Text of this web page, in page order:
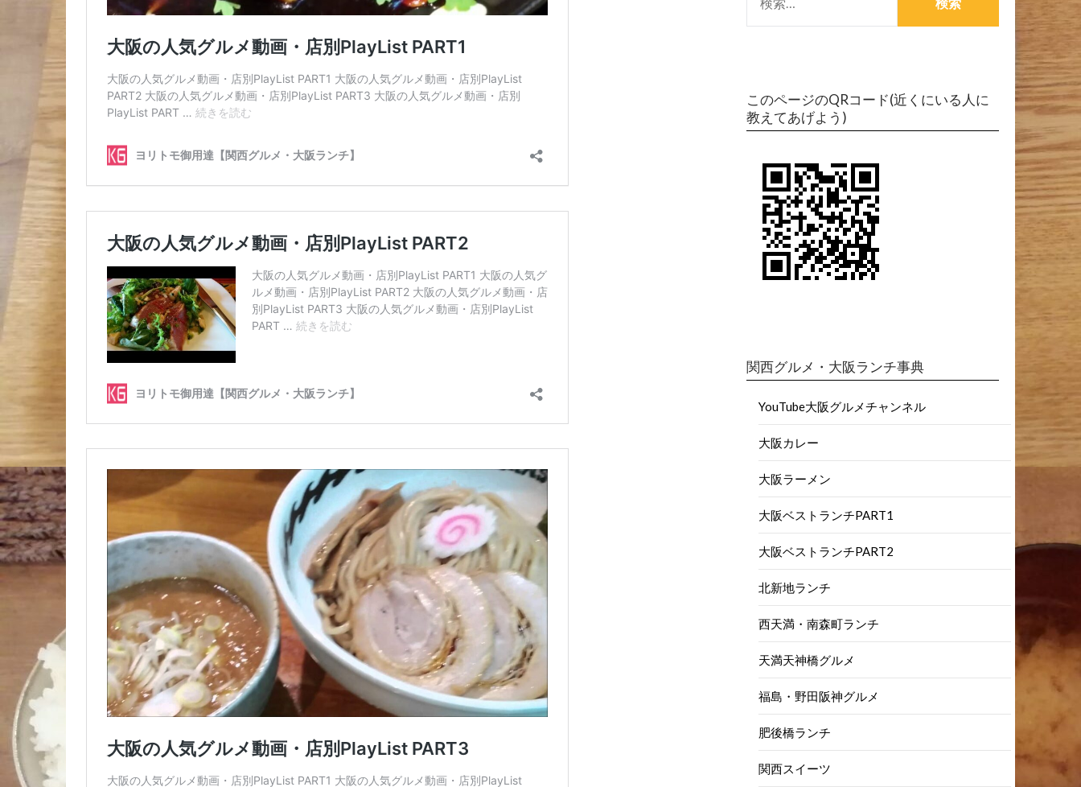
索:
このページのQRコード(近くにいる人に
教えてあげよう)
関西グルメ・大阪ランチ事典
YouTube大阪グルメチャンネル
大阪カレー
大阪ラーメン
大阪ベストランチPART1
大阪ベストランチPART2
北新地ランチ
西天満・南森町ランチ
天満天神橋グルメ
福島・野田阪神グルメ
肥後橋ランチ
関西スイーツ